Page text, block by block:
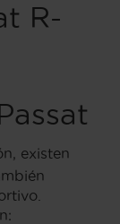
R-
existen